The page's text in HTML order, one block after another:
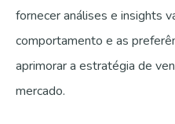
fornecer análises e insights
comportamento e as
aprimorar a estratégia de
mercado.